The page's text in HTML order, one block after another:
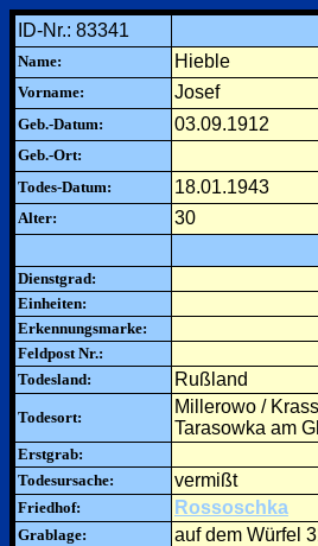
ID-Nr.: 83341
Name: Hieble
Vorname:
Josef
Geb.-Datum:
03.09.1912
Geb.-Ort:
Todes-Datum:
18.01.1943
Alter:
30
Dienstgrad:
Einheiten:
Erkennungsmarke:
Feldpost Nr.:
Todesland:
Rußland
Todesort:
Millerowo /
Tarasowka am
Erstgrab:
Todesursache:
vermißt
Friedhof: Rossoschka
Grablage: auf dem Würfel